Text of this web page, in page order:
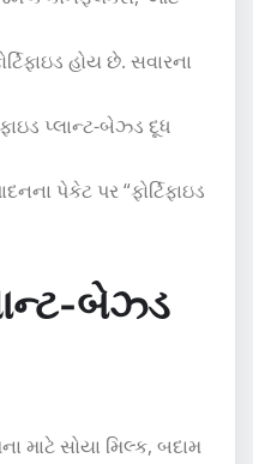
હોય છે. સવારના
પ્લાન્ટ-બેઝ્ડ દૂધ
પેકેટ પર “ફોર્ટિફાઇડ
બેઝ્ડ
માટે સોયા મિલ્ક, બદામ